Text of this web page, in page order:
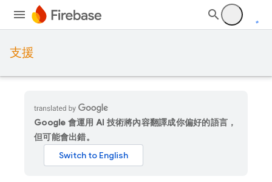
支援
Google 會運用 AI 技術將內容翻譯成你偏好的語言，
但可能會出錯。